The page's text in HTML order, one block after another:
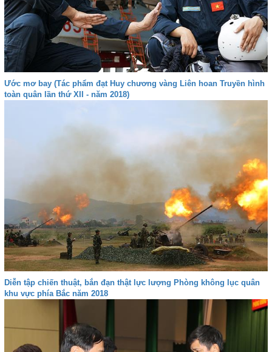
Ước mơ bay (Tác phẩm đạt Huy chương vàng Liên hoan Truyền hình
toàn quân lần thứ XII - năm 2018)
Diễn tập chiến thuật, bắn đạn thật lực lượng Phòng không lục quân
khu vực phía Bắc năm 2018